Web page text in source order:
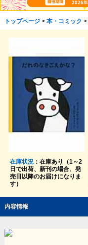
トップページ> 本・コミック >
在庫状況：在庫あり（1～2
日で出荷、新刊の場合、発
売日以降のお届けになりま
す）
内容情報